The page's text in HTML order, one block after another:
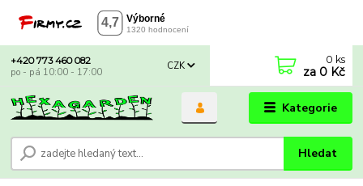
Kategorie
CZK
Hledat
+420 773 460 082
po - pá 10:00 - 17:00
0 ks
za 0 Kč